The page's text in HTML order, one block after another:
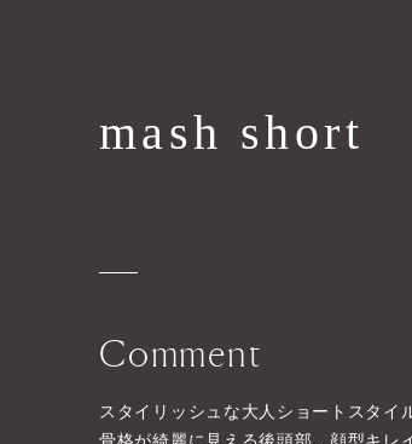
mash short
Comment
スタイリッシュな大人ショートスタイ
骨格が綺麗に見える後頭部、顔型キレ